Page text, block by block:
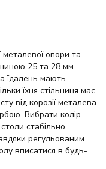
металевої опори та
25 та 28 мм.
їдалень мають
їхня стільниця має
від корозії металева
Вибрати колір
стабільно
регульованим
вписатися в будь-